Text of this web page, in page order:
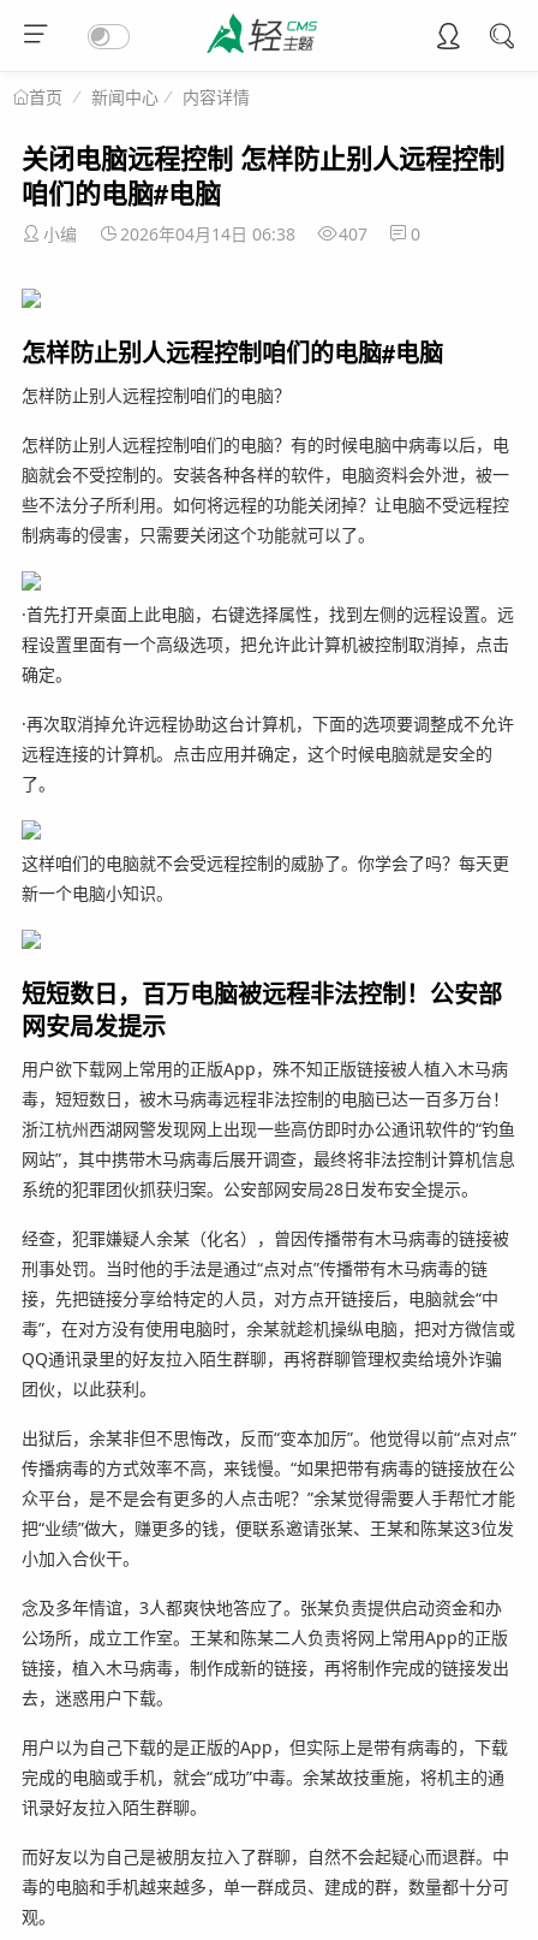
首页 新闻中心 内容详情
关闭电脑远程控制 怎样防止别人远程控制
咱们的电脑#电脑
小编 2026年04月14日 06:38 407 0
怎样防止别人远程控制咱们的电脑#电脑
怎样防止别人远程控制咱们的电脑？
怎样防止别人远程控制咱们的电脑？有的时候电脑中病毒以后，电
脑就会不受控制的。安装各种各样的软件，电脑资料会外泄，被一
些不法分子所利用。如何将远程的功能关闭掉？让电脑不受远程控
制病毒的侵害，只需要关闭这个功能就可以了。
·首先打开桌面上此电脑，右键选择属性，找到左侧的远程设置。远
程设置里面有一个高级选项，把允许此计算机被控制取消掉，点击
确定。
·再次取消掉允许远程协助这台计算机，下面的选项要调整成不允许
远程连接的计算机。点击应用并确定，这个时候电脑就是安全的
了。
这样咱们的电脑就不会受远程控制的威胁了。你学会了吗？每天更
新一个电脑小知识。
短短数日，百万电脑被远程非法控制！公安部
网安局发提示
用户欲下载网上常用的正版App，殊不知正版链接被人植入木马病
毒，短短数日，被木马病毒远程非法控制的电脑已达一百多万台！
浙江杭州西湖网警发现网上出现一些高仿即时办公通讯软件的“钓鱼
网站”，其中携带木马病毒后展开调查，最终将非法控制计算机信息
系统的犯罪团伙抓获归案。公安部网安局28日发布安全提示。
经查，犯罪嫌疑人余某（化名），曾因传播带有木马病毒的链接被
刑事处罚。当时他的手法是通过“点对点”传播带有木马病毒的链
接，先把链接分享给特定的人员，对方点开链接后，电脑就会“中
毒”，在对方没有使用电脑时，余某就趁机操纵电脑，把对方微信或
QQ通讯录里的好友拉入陌生群聊，再将群聊管理权卖给境外诈骗
团伙，以此获利。
出狱后，余某非但不思悔改，反而“变本加厉”。他觉得以前“点对点”
传播病毒的方式效率不高，来钱慢。“如果把带有病毒的链接放在公
众平台，是不是会有更多的人点击呢？”余某觉得需要人手帮忙才能
把“业绩”做大，赚更多的钱，便联系邀请张某、王某和陈某这3位发
小加入合伙干。
念及多年情谊，3人都爽快地答应了。张某负责提供启动资金和办
公场所，成立工作室。王某和陈某二人负责将网上常用App的正版
链接，植入木马病毒，制作成新的链接，再将制作完成的链接发出
去，迷惑用户下载。
用户以为自己下载的是正版的App，但实际上是带有病毒的，下载
完成的电脑或手机，就会“成功”中毒。余某故技重施，将机主的通
讯录好友拉入陌生群聊。
而好友以为自己是被朋友拉入了群聊，自然不会起疑心而退群。中
毒的电脑和手机越来越多，单一群成员、建成的群，数量都十分可
观。